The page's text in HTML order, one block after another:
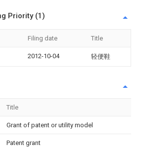
Priority (1)
Filing date Title
2012-10-04 轻便鞋
Title
Grant of patent or utility model
Patent grant